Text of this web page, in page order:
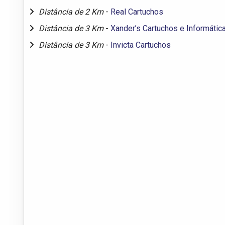
Distância de 2 Km - Real Cartuchos
Distância de 3 Km - Xander’s Cartuchos e
Distância de 3 Km - Invicta Cartuchos